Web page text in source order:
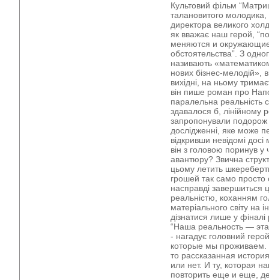
Культовий фільм
талановитого
директора великого
як вважає наш герой,
меняются и
обстоятельства”. З
називають
нових бізнес-мелодій»,
вихідні, на ньому
він пише роман про
паралельна
здавалося б,
запропонували подорож
дослідженні, яке може
відкривши невідомі
він з головою поринув у
авантюру? Звична
цьому летить
грошей так само просто
насправді завершиться
реальністю, коханням
матеріального світу
дізнатися лише у
“Наша реальность —
- нагадує головний
которые мы
то рассказанная
или нет. И ту, которая
повторить еще и еще,